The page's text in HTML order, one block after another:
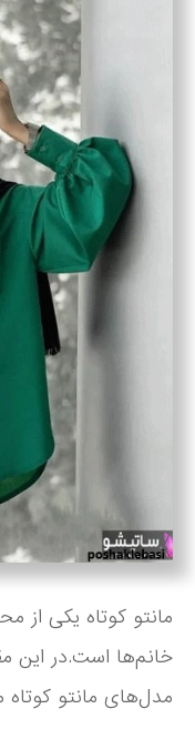
مانتو کوتاه یکی از
خانم‌ها است.در این
مدل‌های مانتو کوتاه